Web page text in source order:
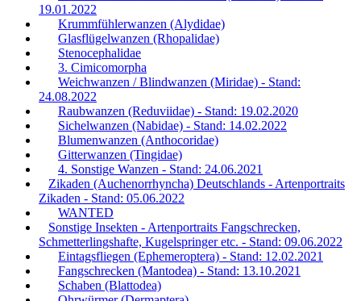
19.01.2022
Krummfühlerwanzen (Alydidae)
Glasflügelwanzen (Rhopalidae)
Stenocephalidae
3. Cimicomorpha
Weichwanzen / Blindwanzen (Miridae) - Stand:
24.08.2022
Raubwanzen (Reduviidae) - Stand: 19.02.2020
Sichelwanzen (Nabidae) - Stand: 14.02.2022
Blumenwanzen (Anthocoridae)
Gitterwanzen (Tingidae)
4. Sonstige Wanzen - Stand: 24.06.2021
Zikaden (Auchenorrhyncha) Deutschlands - Artenportraits
Zikaden - Stand: 05.06.2022
WANTED
Sonstige Insekten - Artenportraits Fangschrecken,
Schmetterlingshafte, Kugelspringer etc. - Stand: 09.06.2022
Eintagsfliegen (Ephemeroptera) - Stand: 12.02.2021
Fangschrecken (Mantodea) - Stand: 13.10.2021
Schaben (Blattodea)